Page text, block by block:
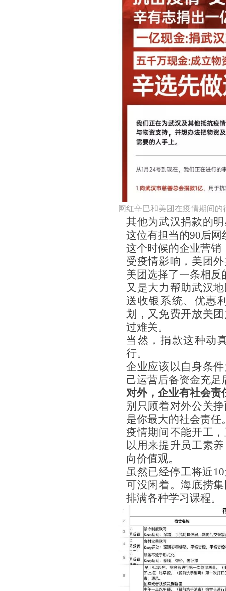
网红辛巴和美团在疫情期间的
其他为武汉捐款的
这位有担当的90后网
这个时候的企业营销
受疫情影响，美团
美团选择了一条相
又是大力帮助武汉
送收银系统、优惠
划，又免费开放美
过难关。
当然，捐款这种动
行。
企业应该以自身条
己运营后备资金充
对外，企业有社会责
别只顾着对外公关
是你最大的社会责任
疫情期间不能开工
以用来提升员工素
向价值观。
虽然已经停工将近
可没闲着。海底捞
排满各种学习课程。